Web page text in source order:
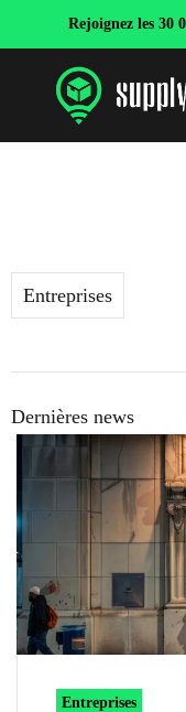
Rejoignez les 30
Entreprises
Dernières news
Entreprises